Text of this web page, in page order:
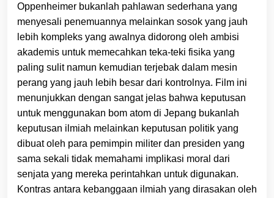
Oppenheimer bukanlah pahlawan sederhana yang
menyesali penemuannya melainkan sosok yang jauh
lebih kompleks yang awalnya didorong oleh ambisi
akademis untuk memecahkan teka-teki fisika yang
paling sulit namun kemudian terjebak dalam mesin
perang yang jauh lebih besar dari kontrolnya. Film ini
menunjukkan dengan sangat jelas bahwa keputusan
untuk menggunakan bom atom di Jepang bukanlah
keputusan ilmiah melainkan keputusan politik yang
dibuat oleh para pemimpin militer dan presiden yang
sama sekali tidak memahami implikasi moral dari
senjata yang mereka perintahkan untuk digunakan.
Kontras antara kebanggaan ilmiah yang dirasakan oleh